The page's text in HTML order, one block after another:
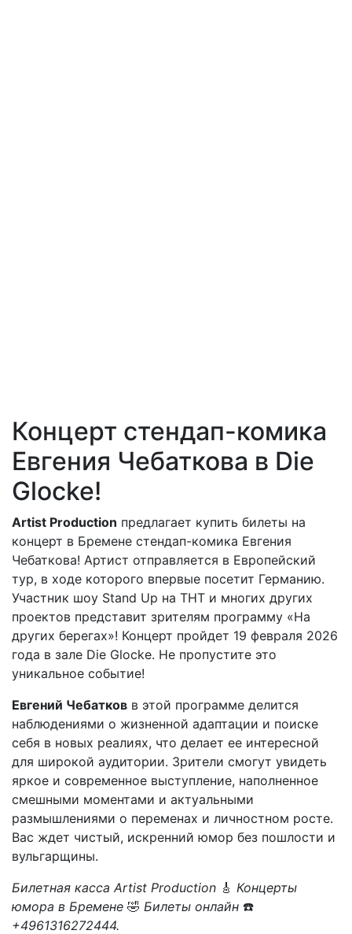
Концерт стендап-комика
Евгения Чебаткова в Die
Glocke!
Artist Production предлагает купить билеты на
концерт в Бремене стендап-комика Евгения
Чебаткова! Артист отправляется в Европейский
тур, в ходе которого впервые посетит Германию.
Участник шоу Stand Up на ТНТ и многих других
проектов представит зрителям программу «На
других берегах»! Концерт пройдет 19 февраля 2026
года в зале Die Glocke. Не пропустите это
уникальное событие!
Евгений Чебатков в этой программе делится
наблюдениями о жизненной адаптации и поиске
себя в новых реалиях, что делает ее интересной
для широкой аудитории. Зрители смогут увидеть
яркое и современное выступление, наполненное
смешными моментами и актуальными
размышлениями о переменах и личностном росте.
Вас ждет чистый, искренний юмор без пошлости и
вульгарщины.
Билетная касса Artist Production 🎸 Концерты
юмора в Бремене 🤣 Билеты онлайн ☎️
+4961316272444.